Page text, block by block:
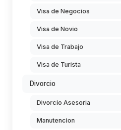
Visa de Negocios
Visa de Novio
Visa de Trabajo
Visa de Turista
Divorcio
Divorcio Asesoria
Manutencion